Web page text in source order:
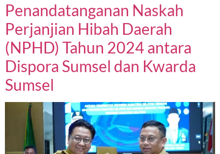
Penandatanganan Naskah
Perjanjian Hibah Daerah
(NPHD) Tahun 2024 antara
Dispora Sumsel dan Kwarda
Sumsel